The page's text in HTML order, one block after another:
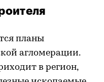
планы
агломерации.
в регион,